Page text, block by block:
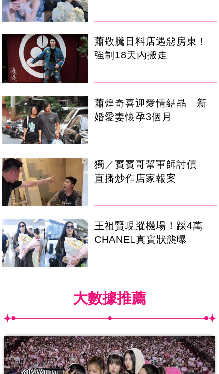
蕭敬騰日料店遇惡房東！
強制18天內搬走
蕭煌奇喜迎愛情結晶 新
婚愛妻懷孕3個月
獨／賓賓哥幫軍師討債
直播炒作店家報案
王祖賢現蹤機場！踩4萬
CHANEL真實狀態曝
大數據推薦